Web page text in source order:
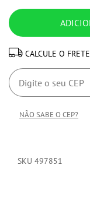
CALCULE O FRETE
NÃO SABE O CEP?
SKU 497851